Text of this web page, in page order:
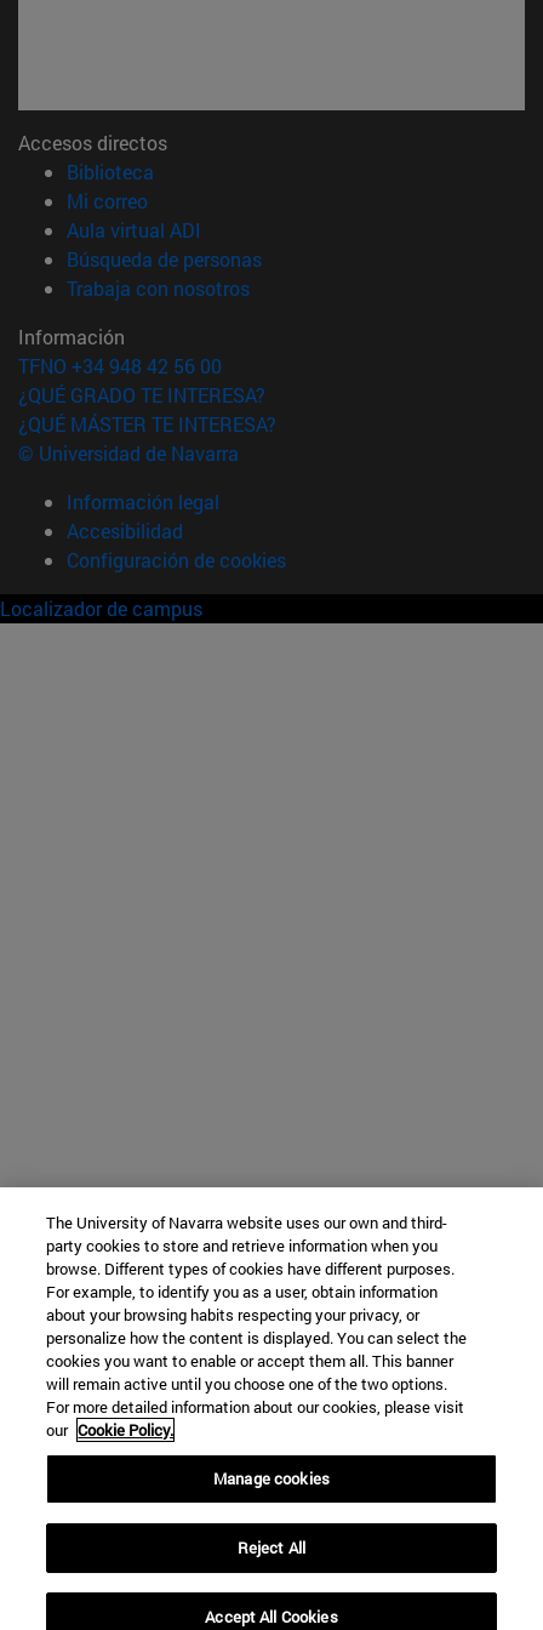
Accesos directos
Biblioteca
Mi correo(abre en nueva ventana)
Aula virtual ADI
Búsqueda de personas(abre en nueva ventana)
Trabaja con nosotros(abre en nueva ventana)
Información
TFNO +34 948 42 56 00
¿QUÉ GRADO TE INTERESA?
¿QUÉ MÁSTER TE INTERESA?
© Universidad de Navarra
Información legal
Accesibilidad
Configuración de cookies
Localizador de campus
The University of Navarra website uses our own and third-
party cookies to store and retrieve information when you
browse. Different types of cookies have different purposes.
For example, to identify you as a user, obtain information
about your browsing habits respecting your privacy, or
personalize how the content is displayed. You can select the
cookies you want to enable or accept them all. This banner
will remain active until you choose one of the two options.
For more detailed information about our cookies, please visit
our Cookie Policy.
Manage cookies
Reject All
Accept All Cookies